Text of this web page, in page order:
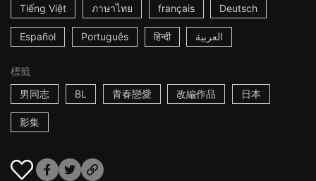
Tiếng Việt ภาษาไทย français Deutsch
Español Português हिन्दी العربية
標籤
男同志
BL 青春戀愛 改編作品 日本
影集